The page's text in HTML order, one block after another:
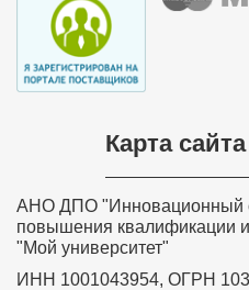
Карта
АНО ДПО "Инновационный
повышения квалификации и
"Мой университет"
ИНН 1001043954, ОГРН